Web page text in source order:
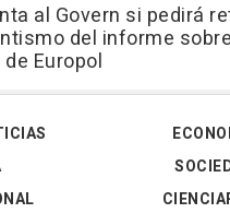
al Govern si pedirá
del informe sobre
Europol